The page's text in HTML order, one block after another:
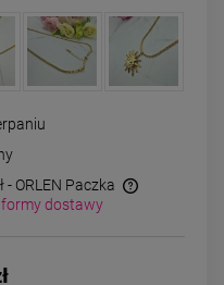
- ORLEN Paczka
dostawy